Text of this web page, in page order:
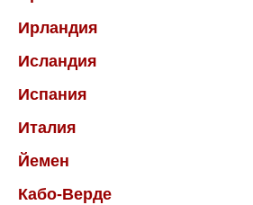
Ирландия
Исландия
Испания
Италия
Йемен
Кабо-Верде